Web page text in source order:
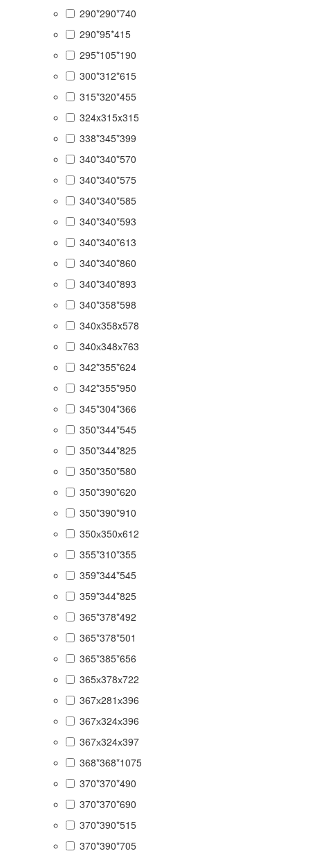
290*290*740
290*95*415
295*105*190
300*312*615
315*320*455
324x315x315
338*345*399
340*340*570
340*340*575
340*340*585
340*340*593
340*340*613
340*340*860
340*340*893
340*358*598
340x358x578
340х348х763
342*355*624
342*355*950
345*304*366
350*344*545
350*344*825
350*350*580
350*390*620
350*390*910
350х350х612
355*310*355
359*344*545
359*344*825
365*378*492
365*378*501
365*385*656
365х378х722
367х281х396
367х324х396
367х324х397
368*368*1075
370*370*490
370*370*690
370*390*515
370*390*705